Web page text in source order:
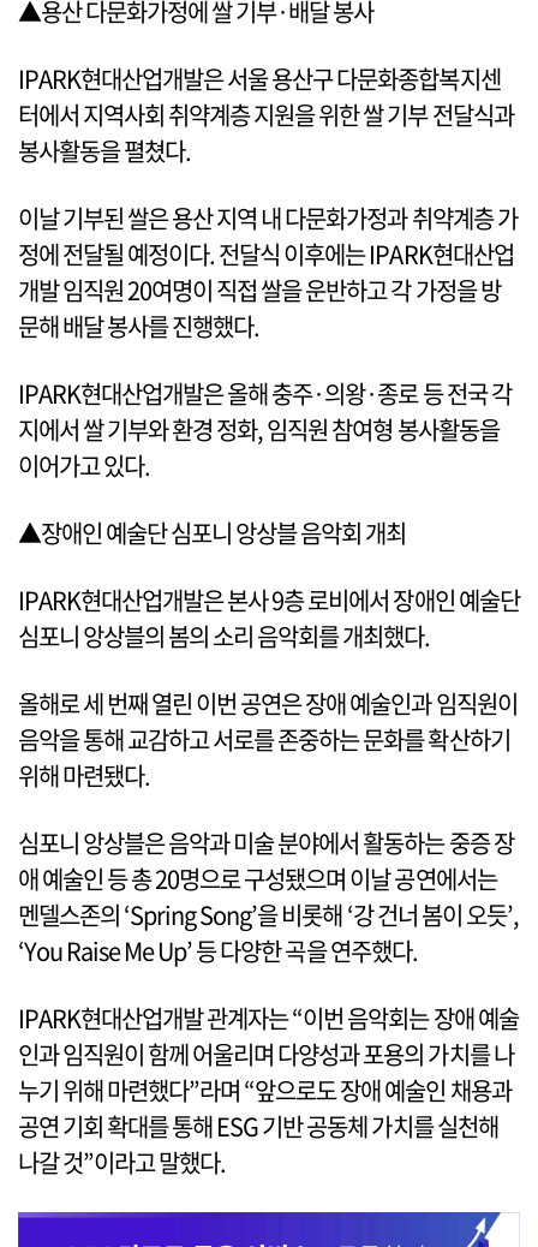
▲용산 다문화가정에 쌀 기부·배달 봉사
IPARK현대산업개발은 서울 용산구 다문화종합복지센
터에서 지역사회 취약계층 지원을 위한 쌀 기부 전달식과
봉사활동을 펼쳤다.
이날 기부된 쌀은 용산 지역 내 다문화가정과 취약계층 가
정에 전달될 예정이다. 전달식 이후에는 IPARK현대산업
개발 임직원 20여명이 직접 쌀을 운반하고 각 가정을 방
문해 배달 봉사를 진행했다.
IPARK현대산업개발은 올해 충주·의왕·종로 등 전국 각
지에서 쌀 기부와 환경 정화, 임직원 참여형 봉사활동을
이어가고 있다.
▲장애인 예술단 심포니 앙상블 음악회 개최
IPARK현대산업개발은 본사 9층 로비에서 장애인 예술단
심포니 앙상블의 봄의 소리 음악회를 개최했다.
올해로 세 번째 열린 이번 공연은 장애 예술인과 임직원이
음악을 통해 교감하고 서로를 존중하는 문화를 확산하기
위해 마련됐다.
심포니 앙상블은 음악과 미술 분야에서 활동하는 중증 장
애 예술인 등 총 20명으로 구성됐으며 이날 공연에서는
멘델스존의 ‘Spring Song’을 비롯해 ‘강 건너 봄이 오듯’,
‘You Raise Me Up’ 등 다양한 곡을 연주했다.
IPARK현대산업개발 관계자는 “이번 음악회는 장애 예술
인과 임직원이 함께 어울리며 다양성과 포용의 가치를 나
누기 위해 마련했다”라며 “앞으로도 장애 예술인 채용과
공연 기회 확대를 통해 ESG 기반 공동체 가치를 실천해
나갈 것”이라고 말했다.